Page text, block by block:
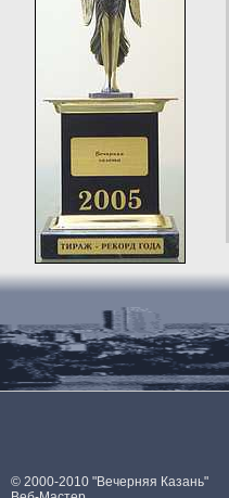
© 2000-2010 "Вечерняя Казань"